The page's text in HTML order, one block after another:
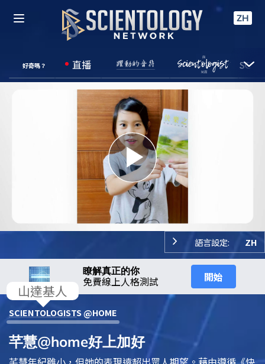
ZH
好奇嗎？ 直播
Play
Video
語言設定: ZH
瞭解真正的你
免費線上人格測試 開始
SCIENTOLOGISTS @HOME
芊慧@home好上加好